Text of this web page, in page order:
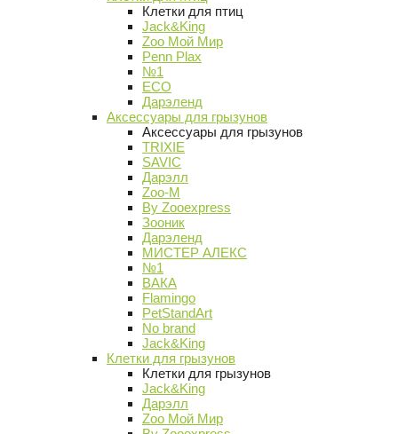
Клетки для птиц
Jack&King
Zoo Мой Мир
Penn Plax
№1
ECO
Дарэленд
Аксессуары для грызунов
Аксессуары для грызунов
TRIXIE
SAVIC
Дарэлл
Zoo-M
By Zooexpress
Зооник
Дарэленд
МИСТЕР АЛЕКС
№1
ВАКА
Flamingo
PetStandArt
No brand
Jack&King
Клетки для грызунов
Клетки для грызунов
Jack&King
Дарэлл
Zoo Мой Мир